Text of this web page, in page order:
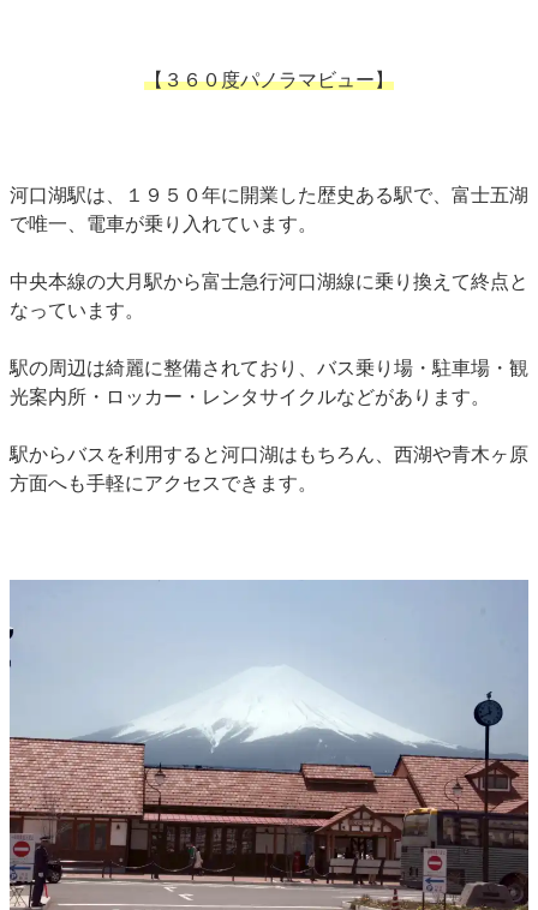
【３６０度パノラマビュー】
河口湖駅は、１９５０年に開業した歴史ある駅で、富士五湖
で唯一、電車が乗り入れています。
中央本線の大月駅から富士急行河口湖線に乗り換えて終点と
なっています。
駅の周辺は綺麗に整備されており、バス乗り場・駐車場・観
光案内所・ロッカー・レンタサイクルなどがあります。
駅からバスを利用すると河口湖はもちろん、西湖や青木ヶ原
方面へも手軽にアクセスできます。